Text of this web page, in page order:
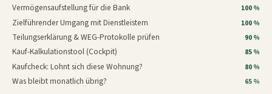
Vermögensaufstellung für die Bank 100 %
Zielführender Umgang mit Dienstleistern 100 %
Teilungserklärung & WEG-Protokolle prüfen 90 %
Kauf-Kalkulationstool (Cockpit) 85 %
Kaufcheck: Lohnt sich diese Wohnung? 80 %
Was bleibt monatlich übrig? 65 %